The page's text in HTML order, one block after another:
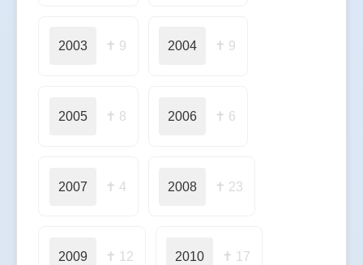
2003 ✝ 9 2004 ✝ 9
2005 ✝ 8 2006 ✝ 6
2007 ✝ 4 2008 ✝ 23
2009 ✝ 12 2010 ✝ 17